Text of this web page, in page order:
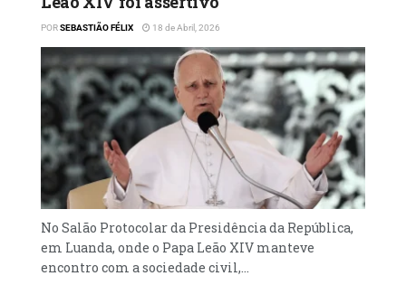
PORSEBASTIÃO FÉLIX 18 de Abril, 2026
No Salão Protocolar da Presidência da República,
em Luanda, onde o Papa Leão XIV manteve
encontro com a sociedade civil,...